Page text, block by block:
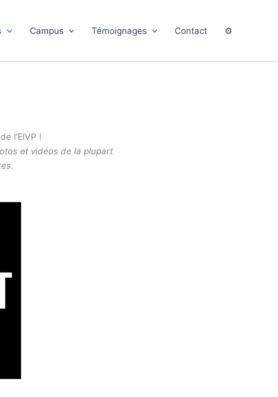
Campus Témoignages Contact ⚙️
l’EIVP !
et vidéos de la plupart